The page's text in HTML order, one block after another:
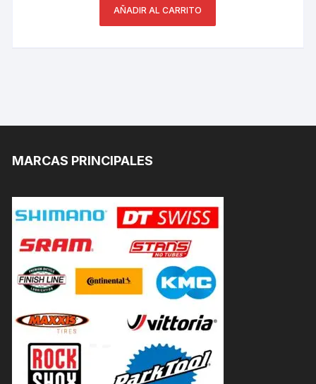
AÑADIR AL CARRITO
MARCAS PRINCIPALES